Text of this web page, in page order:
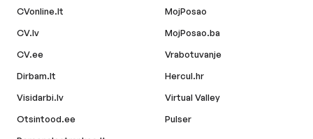
CVonline.lt
CV.lv
CV.ee
Dirbam.lt
Visidarbi.lv
Otsintood.ee
MojPosao
MojPosao.ba
Vrabotuvanje
Hercul.hr
Virtual Valley
Pulser